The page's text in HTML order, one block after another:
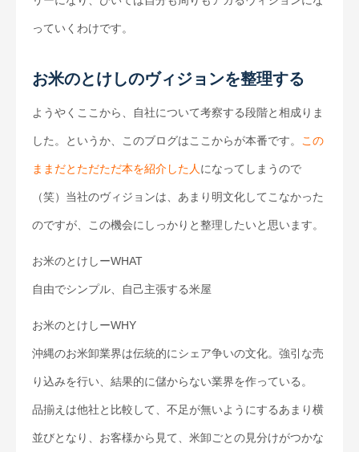
っていくわけです。
お米のとけしのヴィジョンを整理する
ようやくここから、自社について考察する段階と相成りま
した。というか、このブログはここからが本番です。 この
ままだとただただ本を紹介した人 になってしまうので
（笑）当社のヴィジョンは、あまり明文化してこなかった
のですが、この機会にしっかりと整理したいと思います。
お米のとけしーWHAT
自由でシンプル、自己主張する米屋
お米のとけしーWHY
沖縄のお米卸業界は伝統的にシェア争いの文化。強引な売
り込みを行い、結果的に儲からない業界を作っている。
品揃えは他社と比較して、不足が無いようにするあまり横
並びとなり、お客様から見て、米卸ごとの見分けがつかな